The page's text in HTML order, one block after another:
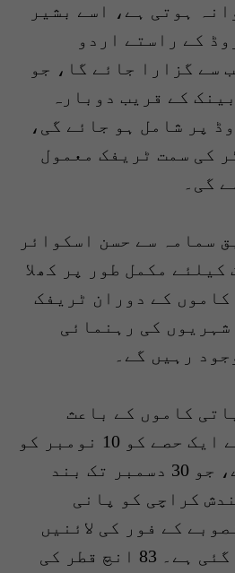
ہوتی ہے، اسے بشیر
کے راستے اردو
سے گزارا جائے گا، جو
کے قریب دوبارہ
پر شامل ہو جائے گی،
کی سمت ٹریفک معمول
گی۔
سمامہ سے حسن اسکوائر
مکمل طور پر کھلا
کاموں کے دوران ٹریفک
شہریوں کی رہنمائی
رہیں گے۔
کاموں کے باعث
یونیورسٹی روڈ کے ایک حصے کو 10 نومبر کو
بند کردیا گیا ہے، جو 30 دسمبر تک بند
کراچی کو پانی
کے فور کی لائنیں
بچھانے کیلئے کی گئی ہے۔ 83 انچ قطر کی